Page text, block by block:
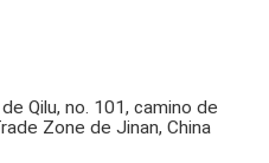
Qilu, no. 101, camino de
Zone de Jinan, China